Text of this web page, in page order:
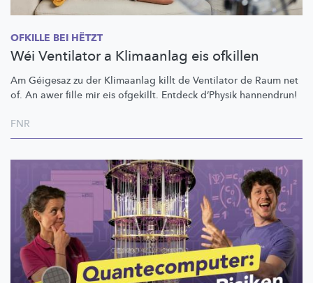
OFKILLE BEI HËTZT
Wéi Ventilator a Klimaanlag eis ofkillen
Am Géigesaz zu der Klimaanlag killt de Ventilator de Raum net
of. An awer fille mir eis ofgekillt. Entdeck d’Physik hannendrun!
FNR